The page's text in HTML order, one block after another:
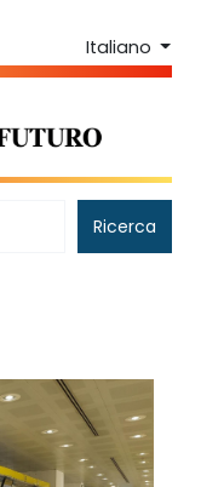
Italiano
Ricerca